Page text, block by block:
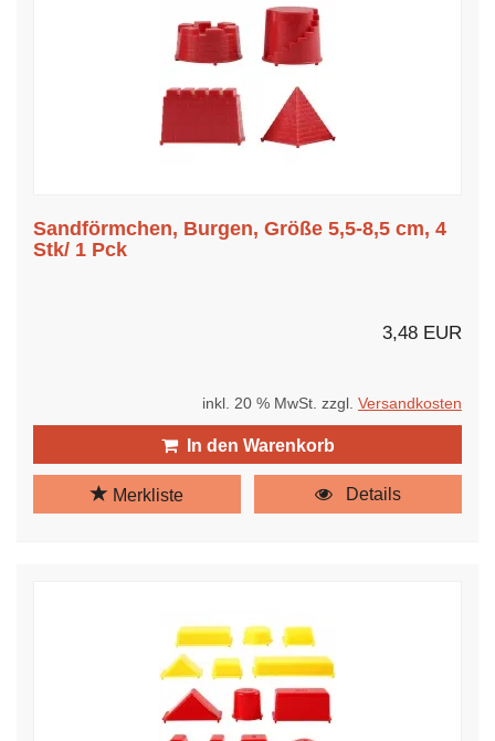
Sandförmchen, Burgen, Größe 5,5-8,5 cm, 4
Stk/ 1 Pck
3,48 EUR
inkl. 20 % MwSt. zzgl. Versandkosten
In den Warenkorb
Merkliste Details